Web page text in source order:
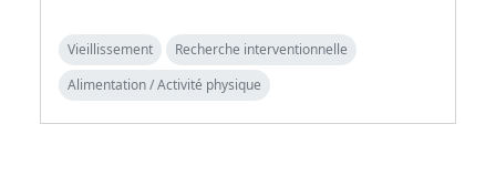
Vieillissement
Recherche interventionnelle
Alimentation / Activité physique